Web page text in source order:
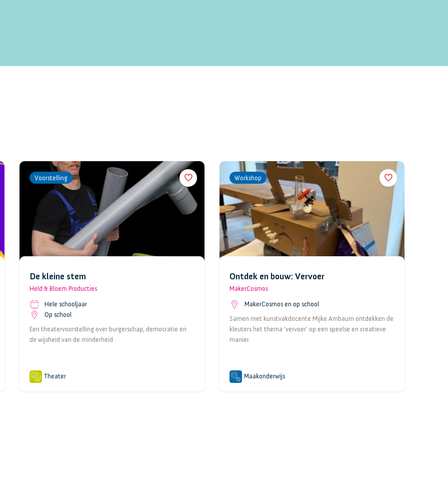
Voorstelling
De kleine stem
Held & Bloem Producties
Hele schooljaar
Op school
Een theatervoorstelling over burgerschap, democratie en
de wijsheid van de minderheid
Theater
Workshop
Ontdek en bouw: Vervoer
MakerCosmos
MakerCosmos en op school
Samen met kunstvakdocente Mijke Ambaum ontdekken de
kleuters het thema ‘vervoer’ op een speelse en creatieve
manier.
Maakonderwijs